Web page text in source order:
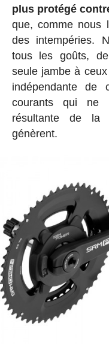
plus protégé
que, comme nous
des intempéries.
tous les goûts,
seule jambe à
indépendante de
courants qui ne
résultante de la
génèrent.